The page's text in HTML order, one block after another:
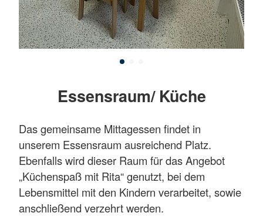
Essensraum/ Küche
Das gemeinsame Mittagessen findet in
unserem Essensraum ausreichend Platz.
Ebenfalls wird dieser Raum für das Angebot
„Küchenspaß mit Rita“ genutzt, bei dem
Lebensmittel mit den Kindern verarbeitet, sowie
anschließend verzehrt werden.